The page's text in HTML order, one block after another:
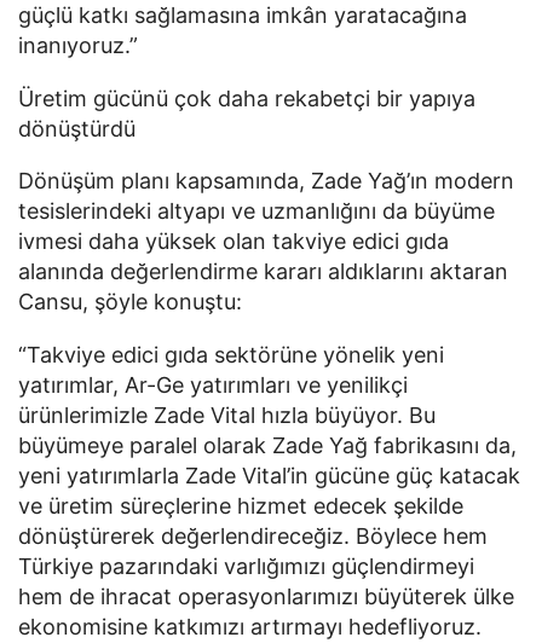
güçlü katkı sağlamasına imkân yaratacağına
inanıyoruz.”
Üretim gücünü çok daha rekabetçi bir yapıya
dönüştürdü
Dönüşüm planı kapsamında, Zade Yağ’ın modern
tesislerindeki altyapı ve uzmanlığını da büyüme
ivmesi daha yüksek olan takviye edici gıda
alanında değerlendirme kararı aldıklarını aktaran
Cansu, şöyle konuştu:
“Takviye edici gıda sektörüne yönelik yeni
yatırımlar, Ar-Ge yatırımları ve yenilikçi
ürünlerimizle Zade Vital hızla büyüyor. Bu
büyümeye paralel olarak Zade Yağ fabrikasını da,
yeni yatırımlarla Zade Vital’in gücüne güç katacak
ve üretim süreçlerine hizmet edecek şekilde
dönüştürerek değerlendireceğiz. Böylece hem
Türkiye pazarındaki varlığımızı güçlendirmeyi
hem de ihracat operasyonlarımızı büyüterek ülke
ekonomisine katkımızı artırmayı hedefliyoruz.